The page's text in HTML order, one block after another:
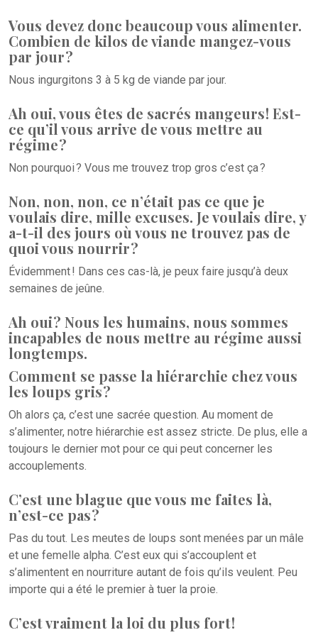
Vous devez donc beaucoup vous alimenter.
Combien de kilos de viande mangez-vous
par jour ?
Nous ingurgitons 3 à 5 kg de viande par jour.
Ah oui, vous êtes de sacrés mangeurs ! Est-
ce qu’il vous arrive de vous mettre au
régime ?
Non pourquoi ? Vous me trouvez trop gros c’est ça ?
Non, non, non, ce n’était pas ce que je
voulais dire, mille excuses. Je voulais dire, y
a-t-il des jours où vous ne trouvez pas de
quoi vous nourrir ?
Évidemment ! Dans ces cas-là, je peux faire jusqu’à deux
semaines de jeûne.
Ah oui ? Nous les humains, nous sommes
incapables de nous mettre au régime aussi
longtemps.
Comment se passe la hiérarchie chez vous
les loups gris ?
Oh alors ça, c’est une sacrée question. Au moment de
s’alimenter, notre hiérarchie est assez stricte. De plus, elle a
toujours le dernier mot pour ce qui peut concerner les
accouplements.
C’est une blague que vous me faites là,
n’est-ce pas ?
Pas du tout. Les meutes de loups sont menées par un mâle
et une femelle alpha. C’est eux qui s’accouplent et
s’alimentent en nourriture autant de fois qu’ils veulent. Peu
importe qui a été le premier à tuer la proie.
C’est vraiment la loi du plus fort !